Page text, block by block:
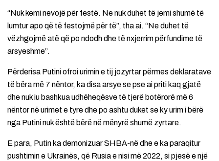
“Nuk kemi nevojë për festë. Ne nuk duhet të jemi shumë të
lumtur apo që të festojmë për të”, tha ai. “Ne duhet të
vëzhgojmë atë që po ndodh dhe të nxjerrim përfundime të
arsyeshme”.
Përderisa Putini ofroi urimin e tij jozyrtar përmes deklaratave
të bëra më 7 nëntor, ka disa arsye se pse ai priti kaq gjatë
dhe nuk iu bashkua udhëheqësve të tjerë botërorë më 6
nëntor në urimet e tyre dhe po ashtu duket se ky urim i bërë
nga Putini nuk është bërë në mënyrë shumë zyrtare.
E para, Putin ka demonizuar SHBA-në dhe e ka paraqitur
pushtimin e Ukrainës, që Rusia e nisi më 2022, si pjesë e një